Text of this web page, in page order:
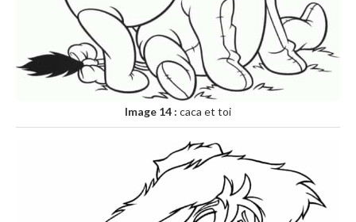
Image 14 : caca et toi